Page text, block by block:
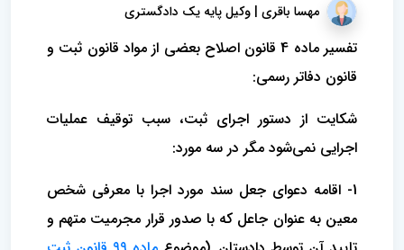
مهسا باقری | وکیل پایه یک دادگستری
تفسیر ماده 4 قانون اصلاح بعضی از مواد قانون ثبت و
قانون دفاتر رسمی:
شکایت از دستور اجرای ثبت، سبب توقیف عملیات
اجرایی نمی‌شود مگر در سه مورد:
1- اقامه دعوای جعل سند مورد اجرا با معرفی شخص
معین به عنوان جاعل که با صدور قرار مجرمیت متهم و